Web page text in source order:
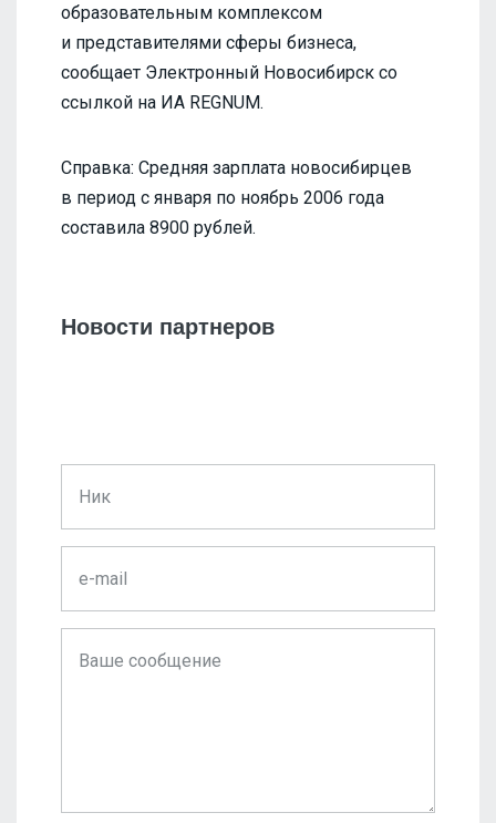
образовательным комплексом
и представителями сферы бизнеса,
сообщает Электронный Новосибирск со
ссылкой на ИА REGNUM.
Справка: Средняя зарплата новосибирцев
в период с января по ноябрь 2006 года
составила 8900 рублей.
Новости партнеров